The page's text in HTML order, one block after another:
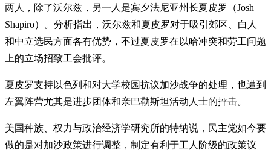
两人，除了沃尔兹，另一人是宾夕法尼亚州长夏皮罗（Josh
Shapiro）。分析指出，沃尔兹和夏皮罗对于吸引郊区、白人
和中立选民方面各有优势，不过夏皮罗在以哈冲突和劳工问题
上的立场招致工会批评。
夏皮罗支持以色列和对大学校园抗议加沙战争的处理，也遭到
左翼阵营尤其是进步团体和亲巴勒斯坦活动人士的抨击。
美国种族、权力与政治经济学研究所的特纳说，民主党如今要
做的是对加沙政策进行调整，制定有利于工人阶级的政策议